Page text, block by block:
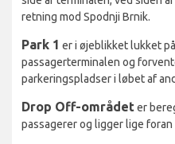
retning mod Spodnji Brnik.
Park 1 er i øjeblikket lukket
passagerterminalen og
parkeringspladser i løbet af
Drop Off-områdeter
passagerer og ligger lige